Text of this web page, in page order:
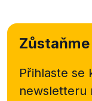
Přihlaste se
newsletteru